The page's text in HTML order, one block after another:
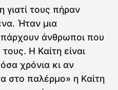
τους πήραν
Ήταν μια
άνθρωποι που
Η Καίτη είναι
χρόνια κι αν
στο παλέρμο» η Καίτη